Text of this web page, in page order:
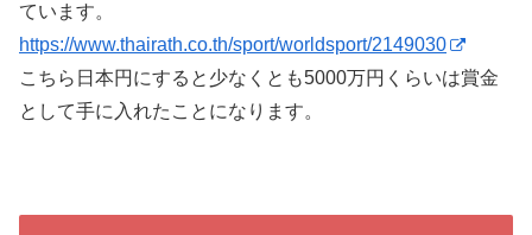
ています。
https://www.thairath.co.th/sport/worldsport/2149030
こちら日本円にすると少なくとも5000万円くらいは賞金
として手に入れたことになります。